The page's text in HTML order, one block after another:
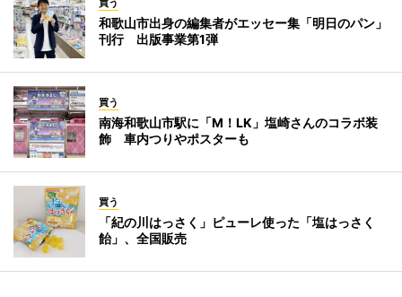
買う
和歌山市出身の編集者がエッセー集「明日のパン」
刊行 出版事業第1弾
買う
南海和歌山市駅に「M！LK」塩崎さんのコラボ装
飾 車内つりやポスターも
買う
「紀の川はっさく」ピューレ使った「塩はっさく
飴」、全国販売